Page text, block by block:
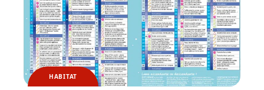
HABITAT